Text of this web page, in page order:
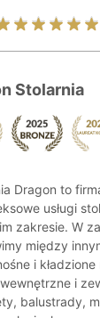
Stolarnia
Dragon to
usługi
zakresie. W
między
i
i
balustrady,